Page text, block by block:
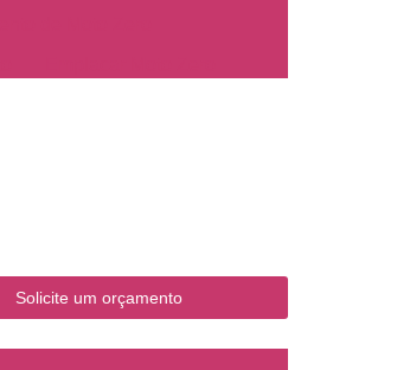
Emplacamento Veículos Novos
de Veículo
Solicite um orçamento